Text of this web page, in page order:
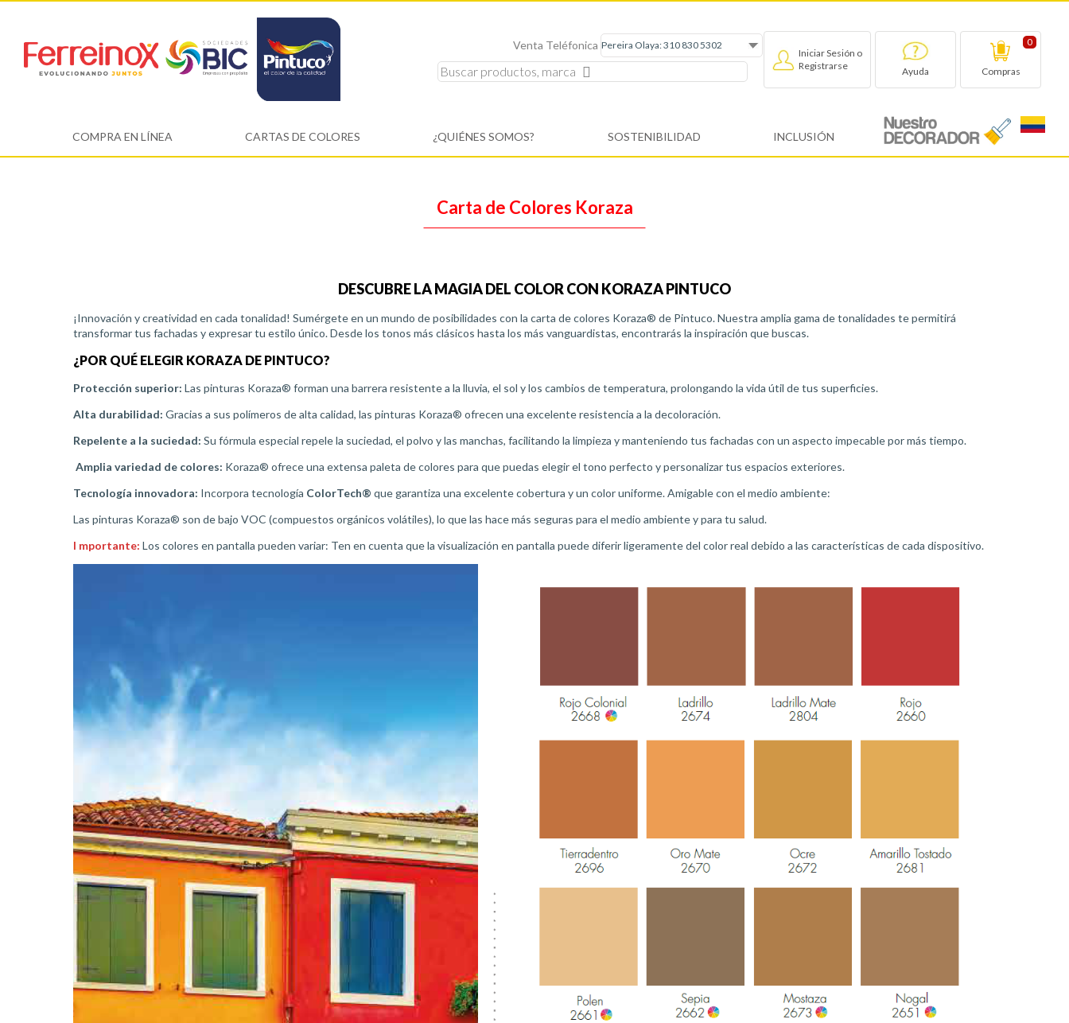
Venta Teléfonica
Iniciar Sesión o
Registrarse
Ayuda
0
Compras
COMPRA EN LÍNEA CARTAS DE COLORES ¿QUIÉNES SOMOS? SOSTENIBILIDAD INCLUSIÓN
Carta de Colores Koraza
DESCUBRE LA MAGIA DEL COLOR CON KORAZA PINTUCO
¡Innovación y creatividad en cada tonalidad! Sumérgete en un mundo de posibilidades con la carta de colores Koraza® de Pintuco. Nuestra amplia gama de tonalidades te permitirá
transformar tus fachadas y expresar tu estilo único. Desde los tonos más clásicos hasta los más vanguardistas, encontrarás la inspiración que buscas.
¿POR QUÉ ELEGIR KORAZA DE PINTUCO?
Protección superior: Las pinturas Koraza® forman una barrera resistente a la lluvia, el sol y los cambios de temperatura, prolongando la vida útil de tus superficies.
Alta durabilidad: Gracias a sus polímeros de alta calidad, las pinturas Koraza® ofrecen una excelente resistencia a la decoloración.
Repelente a la suciedad: Su fórmula especial repele la suciedad, el polvo y las manchas, facilitando la limpieza y manteniendo tus fachadas con un aspecto impecable por más tiempo.
Amplia variedad de colores: Koraza® ofrece una extensa paleta de colores para que puedas elegir el tono perfecto y personalizar tus espacios exteriores.
Tecnología innovadora: Incorpora tecnología ColorTech® que garantiza una excelente cobertura y un color uniforme. Amigable con el medio ambiente:
Las pinturas Koraza® son de bajo VOC (compuestos orgánicos volátiles), lo que las hace más seguras para el medio ambiente y para tu salud.
I mportante: Los colores en pantalla pueden variar: Ten en cuenta que la visualización en pantalla puede diferir ligeramente del color real debido a las características de cada dispositivo.